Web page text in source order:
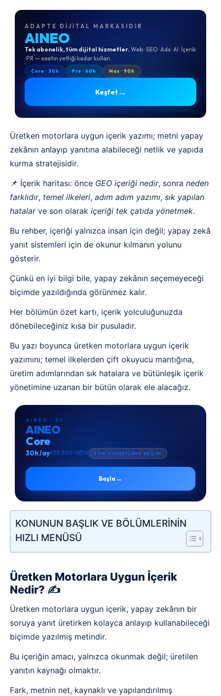
ADAPTE DIJITAL MARKASIDIR
AINEO
Tek abonelik, tüm dijital hizmetler. Web · SEO · Ads · AI · İçerik
· PR — saatin yettiği kadar kullan.
Core · 30h Pro · 60h Max · 90h
Keşfet→
Üretken motorlara uygun içerik yazımı; metni yapay
zekânın anlayıp yanıtına alabileceği netlik ve yapıda
kurma stratejisidir.
📌 İçerik haritası: önce GEO içeriği nedir, sonra neden
farklıdır, temel ilkeleri, adım adım yazımı, sık yapılan
hatalarve son olarak içeriği tek çatıda yönetmek.
Bu rehber, içeriği yalnızca insan için değil; yapay zekâ
yanıt sistemleri için de okunur kılmanın yolunu
gösterir.
Çünkü en iyi bilgi bile, yapay zekânın seçemeyeceği
biçimde yazıldığında görünmez kalır.
Her bölümün özet kartı, içerik yolculuğunuzda
dönebileceğiniz kısa bir pusuladır.
Bu yazı boyunca üretken motorlara uygun içerik
yazımını; temel ilkelerden çift okuyucu mantığına,
üretim adımlarından sık hatalara ve bütünleşik içerik
yönetimine uzanan bir bütün olarak ele alacağız.
AINEO · 01
AINEO
Core
30h /ay₺35.900 +KDV TÜM HİZMETLERE ERİŞİM
Başla →
KONUNUN BAŞLIK VE BÖLÜMLERİNİN
HIZLI MENÜSÜ
Üretken Motorlara Uygun İçerik
Nedir? ✍️
Üretken motorlara uygun içerik, yapay zekânın bir
soruya yanıt üretirken kolayca anlayıp kullanabileceği
biçimde yazılmış metindir.
Bu içeriğin amacı, yalnızca okunmak değil; üretilen
yanıtın kaynağı olmaktır.
Fark, metnin net, kaynaklı ve yapılandırılmış